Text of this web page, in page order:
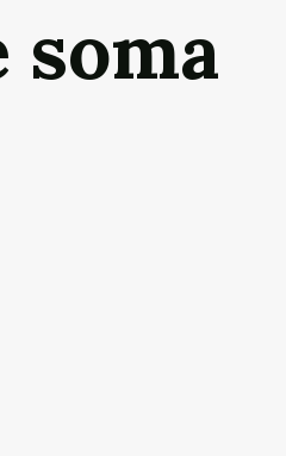
soma